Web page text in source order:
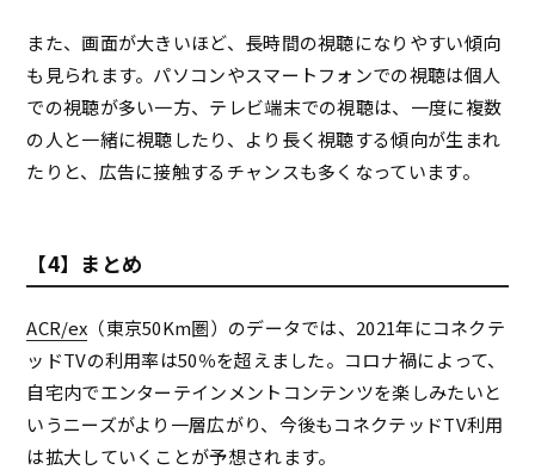
また、画面が大きいほど、長時間の視聴になりやすい傾向
も見られます。パソコンやスマートフォンでの視聴は個人
での視聴が多い一方、テレビ端末での視聴は、一度に複数
の人と一緒に視聴したり、より長く視聴する傾向が生まれ
たりと、広告に接触するチャンスも多くなっています。
【4】まとめ
ACR/ex （東京50Km圏）のデータでは、2021年にコネクテ
ッドTVの利用率は50％を超えました。コロナ禍によって、
自宅内でエンターテインメントコンテンツを楽しみたいと
いうニーズがより一層広がり、今後もコネクテッドTV利用
は拡大していくことが予想されます。